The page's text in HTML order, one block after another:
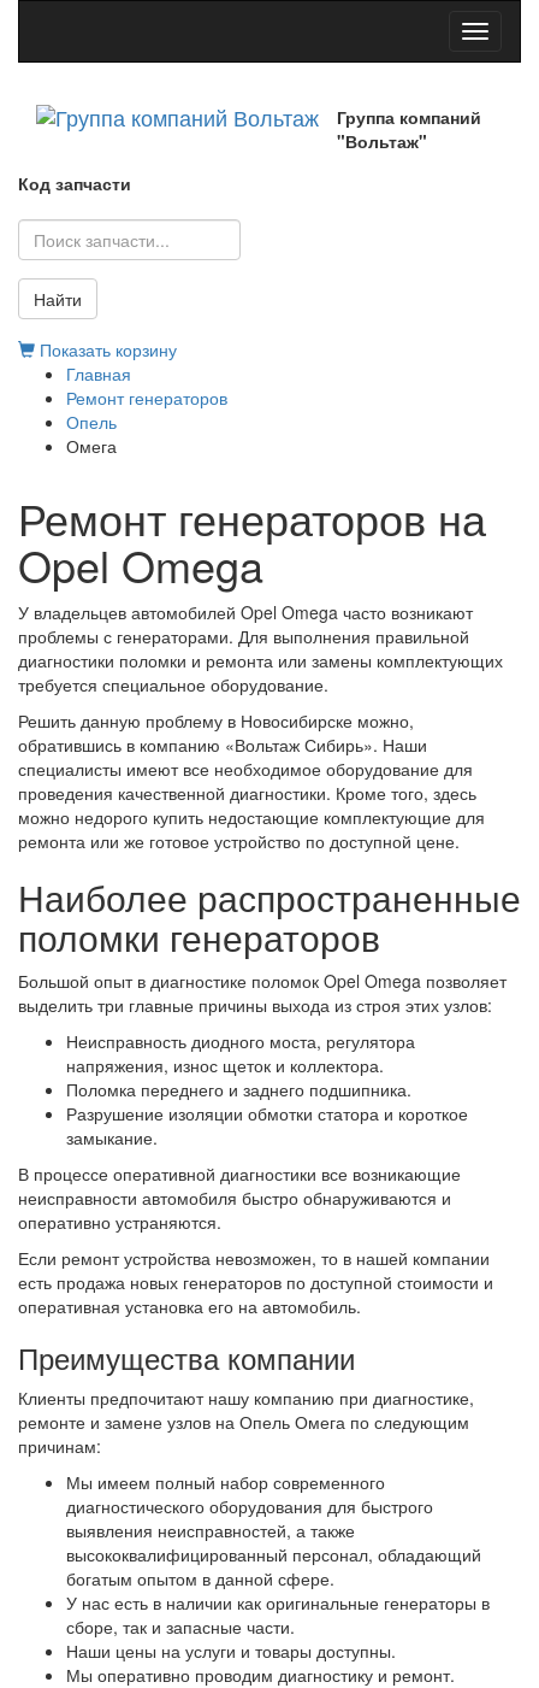
Toggle
Группа компаний
"Вольтаж"
Код запчасти
Найти
Показать корзину
Главная
Ремонт генераторов
Опель
Омега
Ремонт генераторов на
Opel Omega
У владельцев автомобилей Opel Omega часто возникают
проблемы с генераторами. Для выполнения правильной
диагностики поломки и ремонта или замены комплектующих
требуется специальное оборудование.
Решить данную проблему в Новосибирске можно,
обратившись в компанию «Вольтаж Сибирь». Наши
специалисты имеют все необходимое оборудование для
проведения качественной диагностики. Кроме того, здесь
можно недорого купить недостающие комплектующие для
ремонта или же готовое устройство по доступной цене.
Наиболее распространенные
поломки генераторов
Большой опыт в диагностике поломок Opel Omega позволяет
выделить три главные причины выхода из строя этих узлов:
Неисправность диодного моста, регулятора
напряжения, износ щеток и коллектора.
Поломка переднего и заднего подшипника.
Разрушение изоляции обмотки статора и короткое
замыкание.
В процессе оперативной диагностики все возникающие
неисправности автомобиля быстро обнаруживаются и
оперативно устраняются.
Если ремонт устройства невозможен, то в нашей компании
есть продажа новых генераторов по доступной стоимости и
оперативная установка его на автомобиль.
Преимущества компании
Клиенты предпочитают нашу компанию при диагностике,
ремонте и замене узлов на Опель Омега по следующим
причинам:
Мы имеем полный набор современного
диагностического оборудования для быстрого
выявления неисправностей, а также
высококвалифицированный персонал, обладающий
богатым опытом в данной сфере.
У нас есть в наличии как оригинальные генераторы в
сборе, так и запасные части.
Наши цены на услуги и товары доступны.
Мы оперативно проводим диагностику и ремонт.